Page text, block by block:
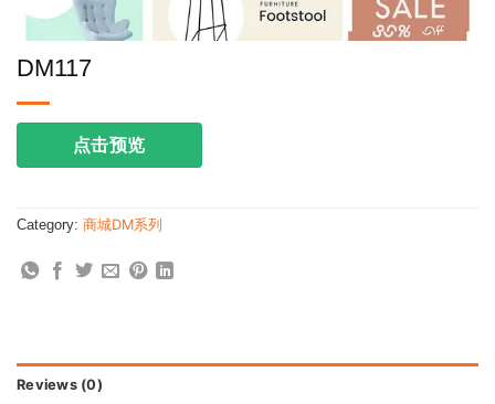
DM117
点击预览
Category: 商城DM系列
Reviews (0)